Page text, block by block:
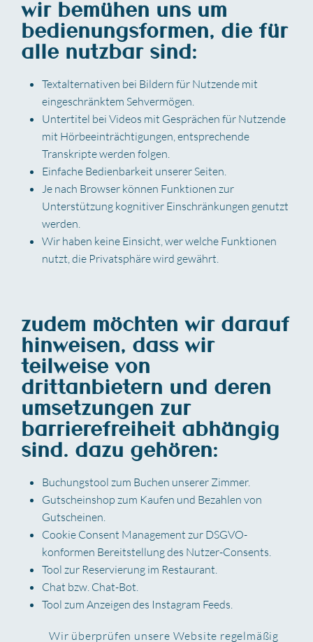
wir bemühen uns um
bedienungsformen, die für
alle nutzbar sind:
Textalternativen bei Bildern für Nutzende mit
eingeschränktem Sehvermögen.
Untertitel bei Videos mit Gesprächen für Nutzende
mit Hörbeeinträchtigungen, entsprechende
Transkripte werden folgen.
Einfache Bedienbarkeit unserer Seiten.
Je nach Browser können Funktionen zur
Unterstützung kognitiver Einschränkungen genutzt
werden.
Wir haben keine Einsicht, wer welche Funktionen
nutzt, die Privatsphäre wird gewährt.
zudem möchten wir darauf
hinweisen, dass wir
teilweise von
drittanbietern und deren
umsetzungen zur
barrierefreiheit abhängig
sind. dazu gehören:
Buchungstool zum Buchen unserer Zimmer.
Gutscheinshop zum Kaufen und Bezahlen von
Gutscheinen.
Cookie Consent Management zur DSGVO-
konformen Bereitstellung des Nutzer-Consents.
Tool zur Reservierung im Restaurant.
Chat bzw. Chat-Bot.
Tool zum Anzeigen des Instagram Feeds.
Wir überprüfen unsere Website regelmäßig